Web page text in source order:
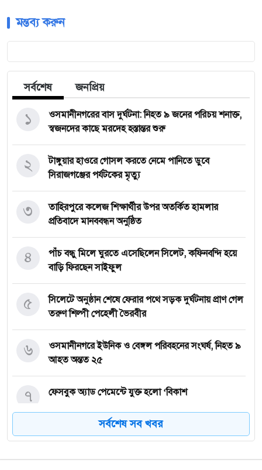
মন্তব্য করুন
সর্বশেষ জনপ্রিয়
‎ওসমানীনগরের বাস দুর্ঘটনা: নিহত ৯ জনের পরিচয় শনাক্ত,
স্বজনদের কাছে মরদেহ হস্তান্তর শুরু
১
টাঙ্গুয়ার হাওরে গোসল করতে নেমে পানিতে ডুবে
সিরাজগঞ্জের পর্যটকের মৃত্যু
২
তাহিরপুরে কলেজ শিক্ষার্থীর উপর অতর্কিত হামলার
প্রতিবাদে মানববন্ধন অনুষ্ঠিত
৩
পাঁচ বন্ধু মিলে ঘুরতে এসেছিলেন সিলেট, কফিনবন্দি হয়ে
বাড়ি ফিরছেন সাইফুল
৪
সিলেটে অনুষ্ঠান শেষে ফেরার পথে সড়ক দুর্ঘটনায় প্রাণ গেল
তরুণ শিল্পী পেহেলী ভৈরবীর
৫
ওসমানীনগরে ইউনিক ও বেঙ্গল পরিবহনের সংঘর্ষ, নিহত ৯
আহত অন্তত ২৫
৬
ফেসবুক অ্যাড পেমেন্টে যুক্ত হলো ‘বিকাশ
৭
সিলেটে চার বছরের শিশু ফাহিমা ধর্ষণ ও হত্যা মামলায়
৮
সর্বশেষ সব খবর